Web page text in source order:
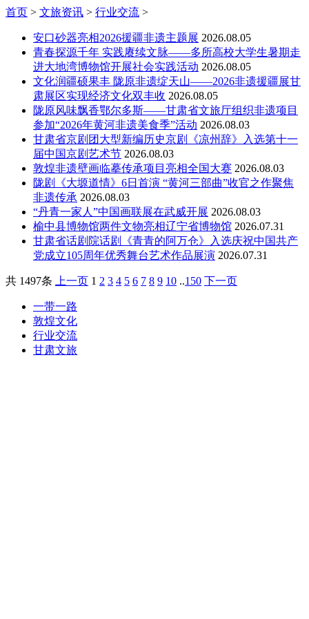
首页 > 文旅资讯 > 行业交流 >
安口砂器亮相2026援疆非遗主题展 2026.08.05
青春探源千年 实践赓续文脉——多所高校大学生暑期走
进大地湾博物馆开展社会实践活动 2026.08.05
文化润疆硕果丰 陇原非遗绽天山——2026非遗援疆展甘
肃展区实现经济文化双丰收 2026.08.05
陇原风味飘香鄂尔多斯——甘肃省文旅厅组织非遗项目
参加“2026年黄河非遗美食季”活动 2026.08.03
甘肃省京剧团大型新编历史京剧《凉州辞》入选第十一
届中国京剧艺术节 2026.08.03
敦煌非遗壁画临摹传承项目亮相全国大赛 2026.08.03
陇剧《大塬道情》6日首演 “黄河三部曲”收官之作聚焦
非遗传承 2026.08.03
“丹青一家人”中国画联展在武威开展 2026.08.03
榆中县博物馆两件文物亮相辽宁省博物馆 2026.07.31
甘肃省话剧院话剧《青青的阿万仓》入选庆祝中国共产
党成立105周年优秀舞台艺术作品展演 2026.07.31
共 1497条 上一页 1 2 3 4 5 6 7 8 9 10 ..150 下一页
一带一路
敦煌文化
行业交流
甘肃文旅